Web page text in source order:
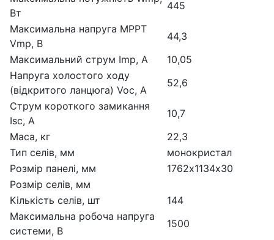
Вт
445
Максимальна напруга МРРТ
Vmp, В
44,3
Максимальний струм Imp, А
10,05
Напруга холостого ходу
(відкритого ланцюга) Voc, A
52,6
Струм короткого замикання
Isc, A
10,7
Маса, кг
22,3
Тип селів, мм
монокристал
Розмір панелі, мм
1762х1134х30
Розмір селів, мм
Кількість селів, шт
144
Максимальна робоча напруга
системи, В
1500